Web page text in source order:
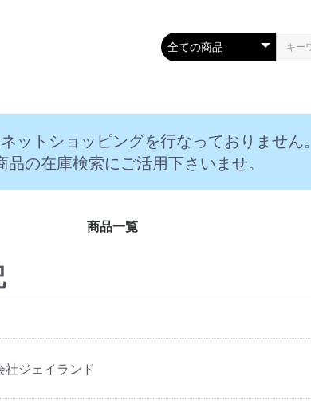
ットショッピングを行なっておりません。
品の在庫検索にご活用下さいませ。
商品一覧
社ジェイランド